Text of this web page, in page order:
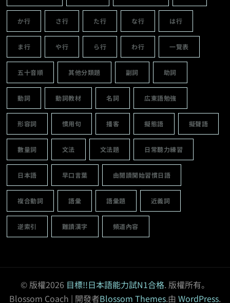
か行 さ行 た行 な行 は行
ま行 や行 ら行 わ行 一覽表
五十音順 其他分類題 副詞 助詞
動詞 動詞教材 名詞 広東語勉強
形容詞 慣用句 播客 擬態語 擬聲語
數量詞 文法 文法題 日常聽力練習
日本語 早口言葉 由閱讀開始習慣日語
複合動詞 語彙 語彙題 近義詞
逆索引 難讀漢字 頻道內容
© 版權2026 目標!!日本語能力試N1合格. 版權所有。
Blossom Coach | 開發者Blossom Themes.由 WordPress.